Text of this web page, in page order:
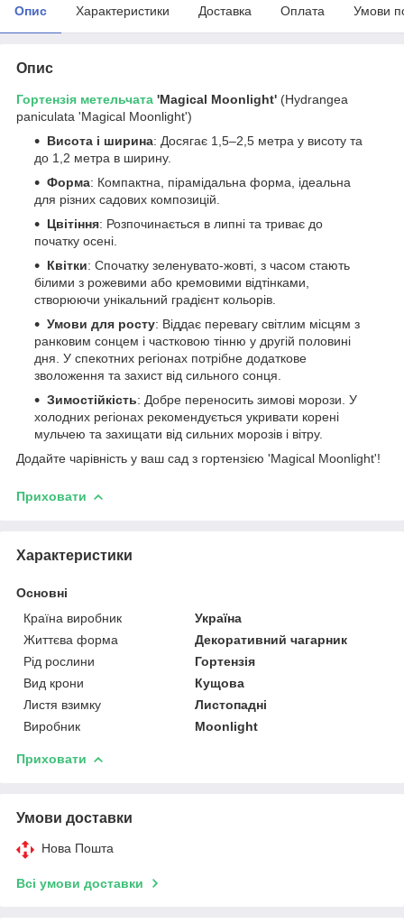
Опис Характеристики Доставка Оплата Умови
Опис
Гортензія метельчата 'Magical Moonlight' (Hydrangea
paniculata 'Magical Moonlight')
Висота і ширина: Досягає 1,5–2,5 метра у висоту та
до 1,2 метра в ширину.
Форма: Компактна, пірамідальна форма, ідеальна
для різних садових композицій.
Цвітіння: Розпочинається в липні та триває до
початку осені.
Квітки: Спочатку зеленувато-жовті, з часом стають
білими з рожевими або кремовими відтінками,
створюючи унікальний градієнт кольорів.
Умови для росту: Віддає перевагу світлим місцям з
ранковим сонцем і частковою тінню у другій половині
дня. У спекотних регіонах потрібне додаткове
зволоження та захист від сильного сонця.
Зимостійкість: Добре переносить зимові морози. У
холодних регіонах рекомендується укривати корені
мульчею та захищати від сильних морозів і вітру.
Додайте чарівність у ваш сад з гортензією 'Magical Moonlight'!
Приховати
Характеристики
Основні
Країна виробник
Україна
Життєва форма
Декоративний чагарник
Рід рослини
Гортензія
Вид крони
Кущова
Листя взимку
Листопадні
Виробник
Moonlight
Приховати
Умови доставки
Нова Пошта
Всі умови доставки